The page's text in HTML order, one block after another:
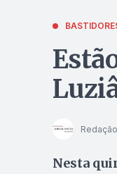
Redação
Nesta